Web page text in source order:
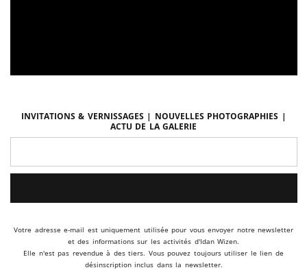
Invitations & vernissages | Nouvelles photographies |
Actu de la galerie
Votre adresse e-mail est uniquement utilisée pour vous envoyer notre newsletter
et des informations sur les activités d'Idan Wizen.
Elle n'est pas revendue à des tiers. Vous pouvez toujours utiliser le lien de
désinscription inclus dans la newsletter.